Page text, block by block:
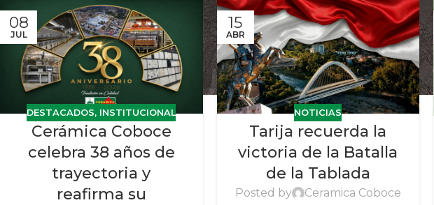
08
JUL
DESTACADOS, INSTITUCIONAL
Cerámica Coboce
celebra 38 años de
trayectoria y
reafirma su
15
ABR
NOTICIAS
Tarija recuerda la
victoria de la Batalla
de la Tablada
Posted by Ceramica Coboce